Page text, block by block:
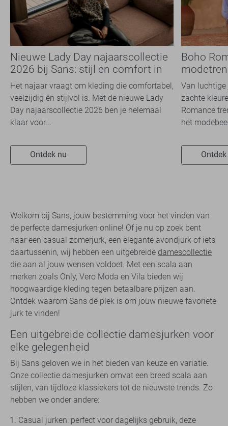
Nieuwe Lady Day najaarscollectie
2026 bij Sans: stijl en comfort in
travelkwaliteit
Het najaar vraagt om kleding die comfortabel,
veelzijdig én stijlvol is. Met de nieuwe Lady
Day najaarscollectie 2026 ben je helemaal
klaar voor...
Ontdek nu
Boho
overal
Van luchtige
zachte
Romance
het
Welkom bij Sans, jouw bestemming voor het vinden van
de perfecte damesjurken online! Of je nu op zoek bent
naar een casual zomerjurk, een elegante avondjurk of iets
daartussenin, wij hebben een uitgebreide damescollectie
die aan al jouw wensen voldoet. Met een scala aan
merken zoals Only, Vero Moda en Vila bieden wij
hoogwaardige kleding tegen betaalbare prijzen aan.
Ontdek waarom Sans dé plek is om jouw nieuwe favoriete
jurk te vinden!
Een uitgebreide collectie damesjurken voor
elke gelegenheid
Bij Sans geloven we in het bieden van keuze en variatie.
Onze collectie damesjurken omvat een breed scala aan
stijlen, van tijdloze klassiekers tot de nieuwste trends. Zo
hebben we onder andere:
Casual jurken: perfect voor dagelijks gebruik, deze